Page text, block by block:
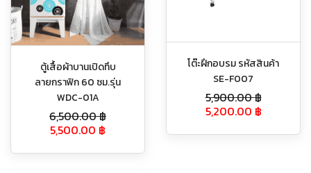
ตู้เสื้อผ้าบานเปิดทึบ
ลายกราฟิก 60 ซม.รุ่น
WDC-01A
6,500.00฿
5,500.00 ฿
โต๊ะฝึกอบรม รหัสสินค้า
SE-F007
5,900.00฿
5,200.00 ฿